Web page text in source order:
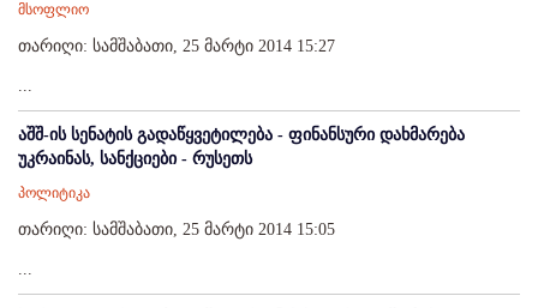
მსოფლიო
თარიღი: სამშაბათი, 25 მარტი 2014 15:27
...
აშშ-ის სენატის გადაწყვეტილება - ფინანსური დახმარება
უკრაინას, სანქციები - რუსეთს
პოლიტიკა
თარიღი: სამშაბათი, 25 მარტი 2014 15:05
...